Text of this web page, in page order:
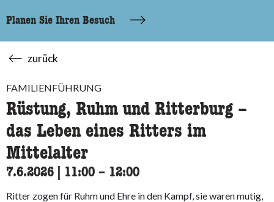
Planen Sie Ihren Besuch
zurück
FAMILIENFÜHRUNG
Rüstung, Ruhm und Ritterburg –
das Leben eines Ritters im
Mittelalter
7.6.2026 11:00 accessibility.time_to
– 12:00
Ritter zogen für Ruhm und Ehre in den Kampf, sie waren mutig,